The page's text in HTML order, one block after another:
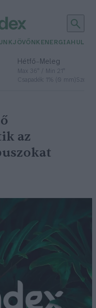
JÖVŐNK ENERGIA
Hétfő– Meleg
Max 36° / Min 21°
Csapadék: 1% (0 mm)Szél: 7
az